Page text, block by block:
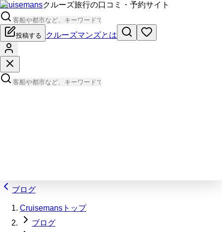
Cruisemansクルーズ旅行の口コミ・予約サイト
投稿する クルーズマンズとは
ブログ
Cruisemansトップ
ブログ